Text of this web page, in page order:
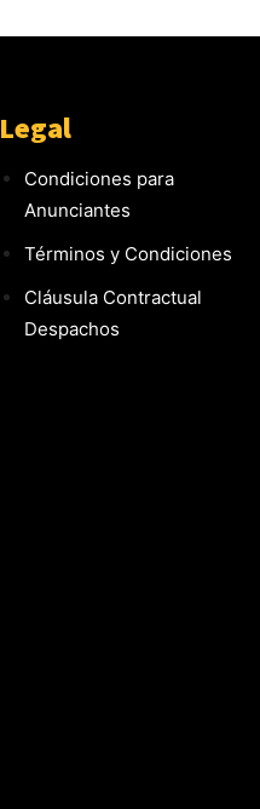
Legal
Condiciones para
Anunciantes
Términos y Condiciones
Cláusula Contractual
Despachos